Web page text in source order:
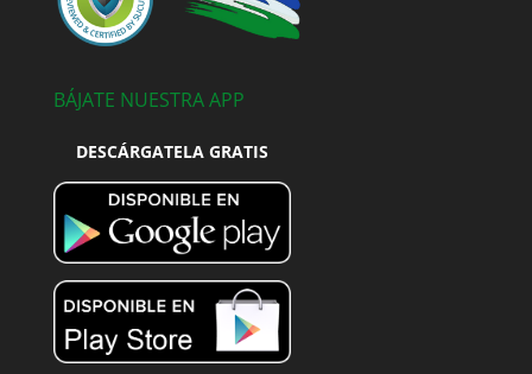
BÁJATE NUESTRA APP
DESCÁRGATELA GRATIS